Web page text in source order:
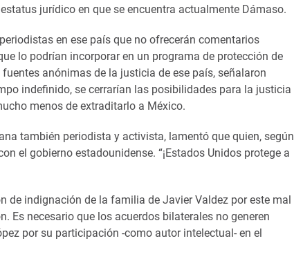
jurídico en que se encuentra actualmente Dámaso.
en ese país que no ofrecerán comentarios
lo podrían incorporar en un programa de protección de
anónimas de la justicia de ese país, señalaron
indefinido, se cerrarían las posibilidades para la justicia
menos de extraditarlo a México.
también periodista y activista, lamentó que quien, según
el gobierno estadounidense. “¡Estados Unidos protege a
de indignación de la familia de Javier Valdez por este mal
Es necesario que los acuerdos bilaterales no generen
por su participación -como autor intelectual- en el